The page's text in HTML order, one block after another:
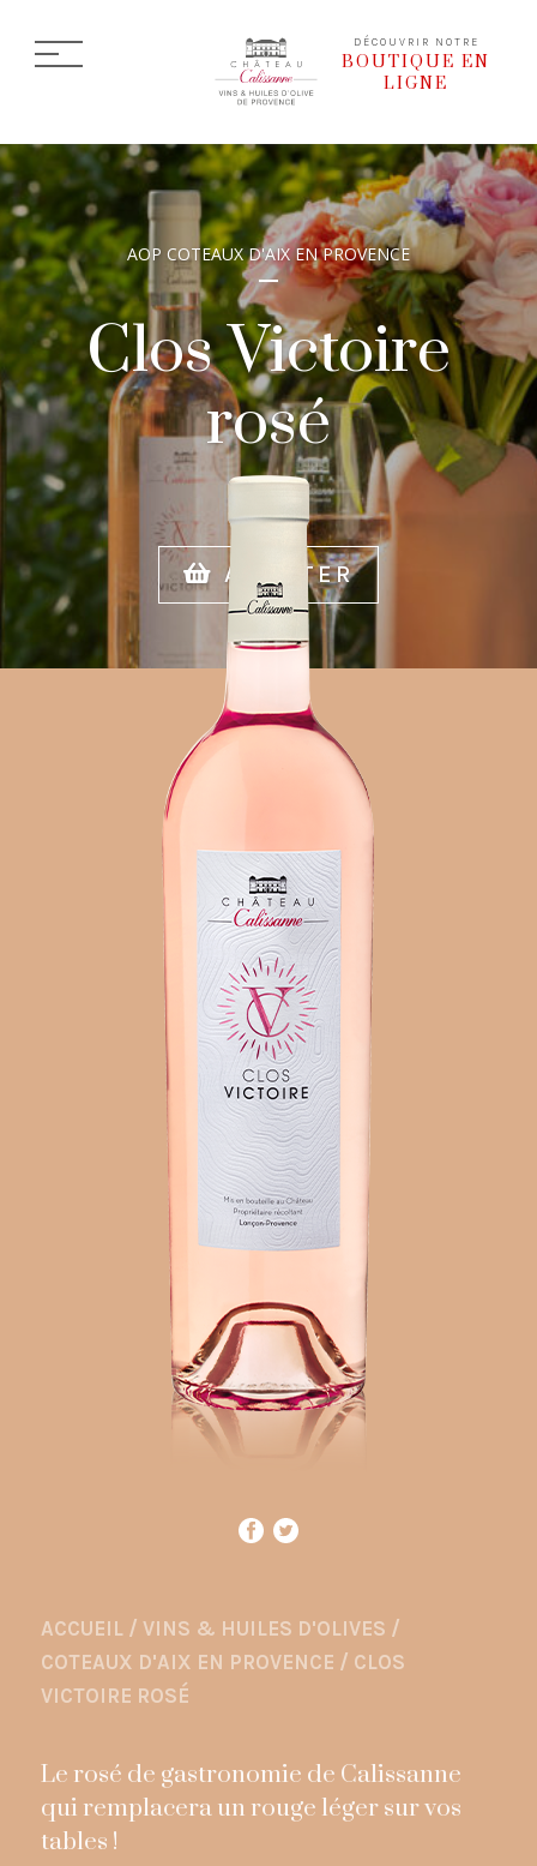
DÉCOUVRIR NOTRE
BOUTIQUE EN
LIGNE
AOP COTEAUX D'AIX EN PROVENCE
Clos Victoire
rosé
Rosé
ACHETER
ACCUEIL/ VINS & HUILES D'OLIVES /
COTEAUX D'AIX EN PROVENCE / CLOS
VICTOIRE ROSÉ
Le rosé de gastronomie de Calissanne
qui remplacera un rouge léger sur vos
tables !